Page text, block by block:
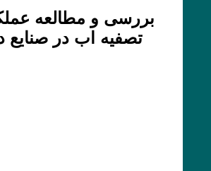
بررسی و مطالعه
تصفیه اب در صنایع